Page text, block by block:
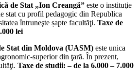
de Stat „Ion Creangă” este o instituţie
stat cu profil pedagogic din Republica
întruneşte șapte facultăţi. Taxe de
lei
Stat din Moldova (UASM) este unica
superior din ţară. În prezent,
Taxe de studii: – de la 6.000 – 7.000